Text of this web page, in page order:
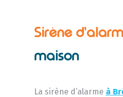
Sirène
maison
La sirène d’alarme à